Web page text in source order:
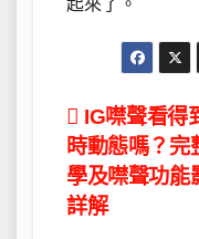
起來了。
文
章
導
IG噤聲看得
時動態嗎？完
學及噤聲功能
詳解